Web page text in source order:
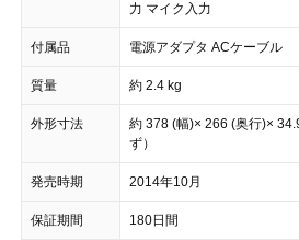
力 マイク入力
付属品 電源アダプタ ACケーブル
質量 約 2.4 kg
外形寸法
約 378 (幅)× 266 (奥行)×
ず）
発売時期 2014年10月
保証期間 180日間